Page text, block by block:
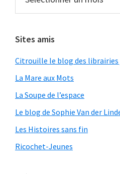
Sites amis
Citrouille le blog des librairies
La Mare aux Mots
La Soupe de l’espace
Le blog de Sophie Van der
Les Histoires sans fin
Ricochet-Jeunes